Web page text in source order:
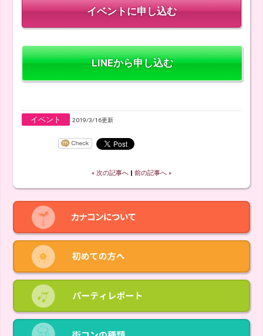
LINEから申し込む
イベント 2019/3/16更新
« 次の記事へ ‖ 前の記事へ »